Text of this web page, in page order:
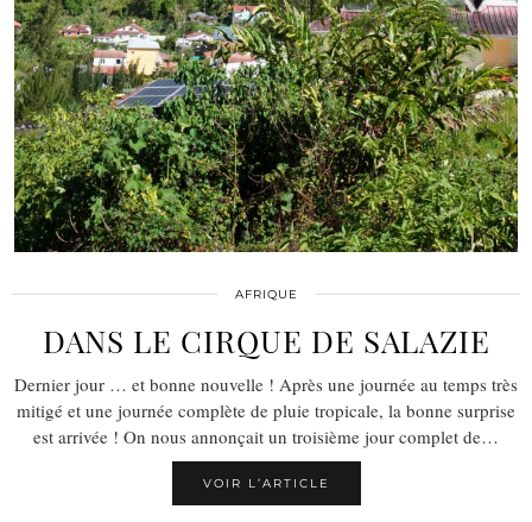
AFRIQUE
DANS LE CIRQUE DE SALAZIE
Dernier jour … et bonne nouvelle ! Après une journée au temps très
mitigé et une journée complète de pluie tropicale, la bonne surprise
est arrivée ! On nous annonçait un troisième jour complet de…
VOIR L’ARTICLE